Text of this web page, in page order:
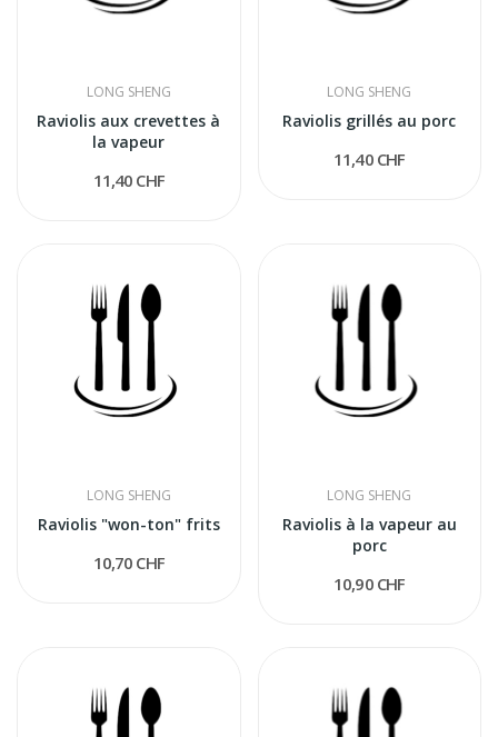
LONG SHENG
Raviolis aux crevettes à
la vapeur
11,40 CHF
LONG SHENG
Raviolis grillés au porc
11,40 CHF
LONG SHENG
Raviolis "won-ton" frits
10,70 CHF
LONG SHENG
Raviolis à la vapeur au
porc
10,90 CHF